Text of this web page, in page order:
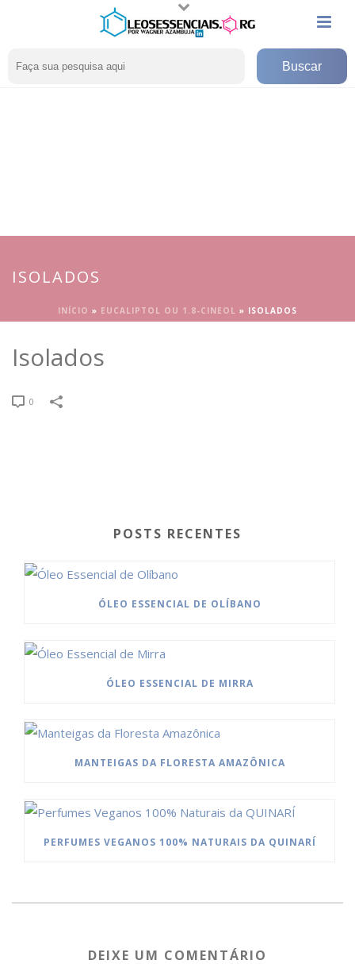
ISOLADOS
INÍCIO » EUCALIPTOL OU 1.8-CINEOL » ISOLADOS
Isolados
0
POSTS RECENTES
ÓLEO ESSENCIAL DE OLÍBANO
ÓLEO ESSENCIAL DE MIRRA
MANTEIGAS DA FLORESTA AMAZÔNICA
PERFUMES VEGANOS 100% NATURAIS DA QUINARÍ
DEIXE UM COMENTÁRIO